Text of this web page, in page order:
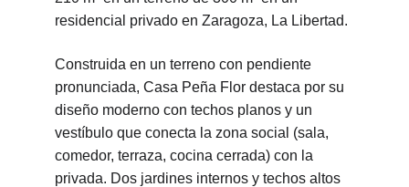
residencial privado en Zaragoza, La Libertad.
Construida en un terreno con pendiente
pronunciada, Casa Peña Flor destaca por su
diseño moderno con techos planos y un
vestíbulo que conecta la zona social (sala,
comedor, terraza, cocina cerrada) con la
privada. Dos jardines internos y techos altos